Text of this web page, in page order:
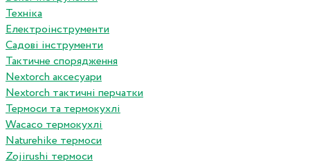
Техніка
Електроінструменти
Садові інструменти
Тактичне спорядження
Nextorch аксесуари
Nextorch тактичні перчатки
Термоси та термокухлі
Wacaco термокухлі
Naturehike термоси
Zojirushi термоси